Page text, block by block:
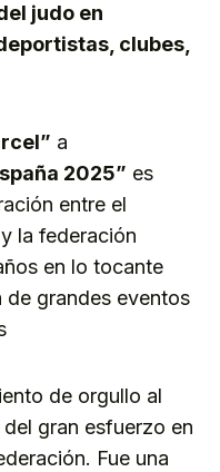
judo en
clubes,
a
a 2025” es
entre el
la federación
en lo tocante
grandes eventos
de orgullo al
gran esfuerzo en
Fue una